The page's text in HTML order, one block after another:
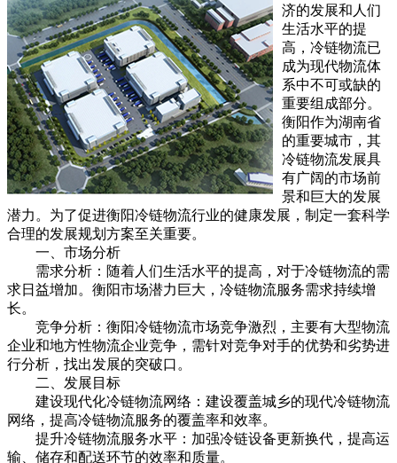
济的发展和人们
生活水平的提
高，冷链物流已
成为现代物流体
系中不可或缺的
重要组成部分。
衡阳作为湖南省
的重要城市，其
冷链物流发展具
有广阔的市场前
景和巨大的发展
潜力。为了促进衡阳冷链物流行业的健康发展，制定一套科学
合理的发展规划方案至关重要。
一、市场分析
需求分析：随着人们生活水平的提高，对于冷链物流的需
求日益增加。衡阳市场潜力巨大，冷链物流服务需求持续增
长。
竞争分析：衡阳冷链物流市场竞争激烈，主要有大型物流
企业和地方性物流企业竞争，需针对竞争对手的优势和劣势进
行分析，找出发展的突破口。
二、发展目标
建设现代化冷链物流网络：建设覆盖城乡的现代冷链物流
网络，提高冷链物流服务的覆盖率和效率。
提升冷链物流服务水平：加强冷链设备更新换代，提高运
输、储存和配送环节的效率和质量。